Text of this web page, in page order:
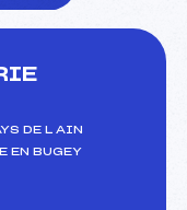
DE L AIN
EN BUGEY